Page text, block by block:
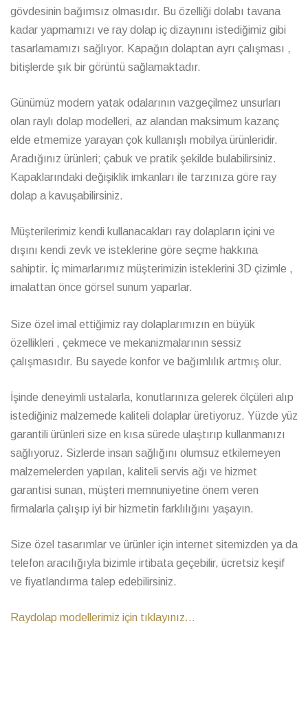
gövdesinin bağımsız olmasıdır. Bu özelliği dolabı tavana
kadar yapmamızı ve ray dolap iç dizaynını istediğimiz gibi
tasarlamamızı sağlıyor. Kapağın dolaptan ayrı çalışması ,
bitişlerde şık bir görüntü sağlamaktadır.
Günümüz modern yatak odalarının vazgeçilmez unsurları
olan raylı dolap modelleri, az alandan maksimum kazanç
elde etmemize yarayan çok kullanışlı mobilya ürünleridir.
Aradığınız ürünleri; çabuk ve pratik şekilde bulabilirsiniz.
Kapaklarındaki değişiklik imkanları ile tarzınıza göre ray
dolap a kavuşabilirsiniz.
Müşterilerimiz kendi kullanacakları ray dolapların içini ve
dışını kendi zevk ve isteklerine göre seçme hakkına
sahiptir. İç mimarlarımız müşterimizin isteklerini 3D çizimle ,
imalattan önce görsel sunum yaparlar.
Size özel imal ettiğimiz ray dolaplarımızın en büyük
özellikleri , çekmece ve mekanizmalarının sessiz
çalışmasıdır. Bu sayede konfor ve bağımlılık artmış olur.
İşinde deneyimli ustalarla, konutlarınıza gelerek ölçüleri alıp
istediğiniz malzemede kaliteli dolaplar üretiyoruz. Yüzde yüz
garantili ürünleri size en kısa sürede ulaştırıp kullanmanızı
sağlıyoruz. Sizlerde insan sağlığını olumsuz etkilemeyen
malzemelerden yapılan, kaliteli servis ağı ve hizmet
garantisi sunan, müşteri memnuniyetine önem veren
firmalarla çalışıp iyi bir hizmetin farklılığını yaşayın.
Size özel tasarımlar ve ürünler için internet sitemizden ya da
telefon aracılığıyla bizimle irtibata geçebilir, ücretsiz keşif
ve fiyatlandırma talep edebilirsiniz.
Raydolap modellerimiz için tıklayınız...